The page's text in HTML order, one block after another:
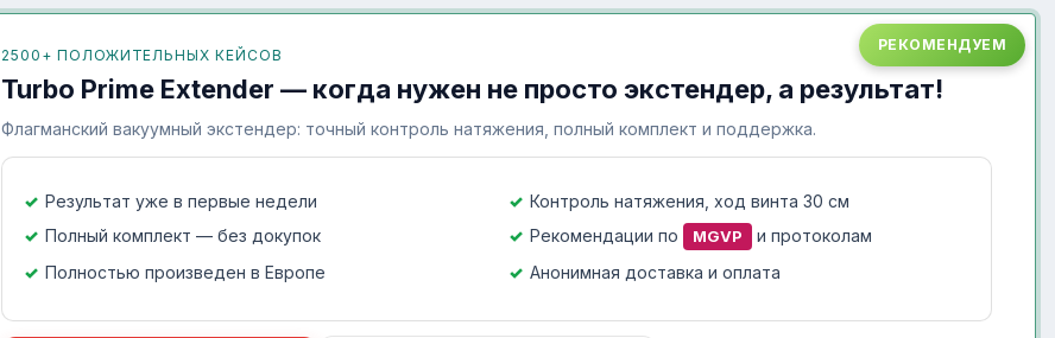
РЕКОМЕНДУЕМ
2500+ ПОЛОЖИТЕЛЬНЫХ КЕЙСОВ
Turbo Prime Extender — когда нужен не просто экстендер, а результат!
Флагманский вакуумный экстендер: точный контроль натяжения, полный комплект и поддержка.
Результат уже в первые недели
Контроль натяжения, ход винта 30 см
Полный комплект — без докупок
Рекомендации по MGVP
и протоколам
Полностью произведен в Европе
Анонимная доставка и оплата